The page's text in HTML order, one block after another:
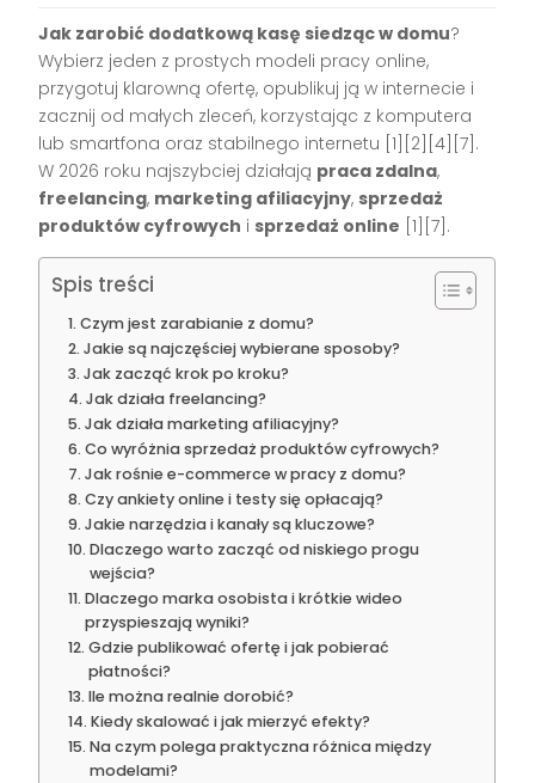
Jak zarobić dodatkową kasę siedząc w domu?
Wybierz jeden z prostych modeli pracy online,
przygotuj klarowną ofertę, opublikuj ją w internecie i
zacznij od małych zleceń, korzystając z komputera
lub smartfona oraz stabilnego internetu [1][2][4][7].
W 2026 roku najszybciej działają praca zdalna,
freelancing, marketing afiliacyjny, sprzedaż
produktów cyfrowych i sprzedaż online [1][7].
Spis treści
Czym jest zarabianie z domu?
Jakie są najczęściej wybierane sposoby?
Jak zacząć krok po kroku?
Jak działa freelancing?
Jak działa marketing afiliacyjny?
Co wyróżnia sprzedaż produktów cyfrowych?
Jak rośnie e-commerce w pracy z domu?
Czy ankiety online i testy się opłacają?
Jakie narzędzia i kanały są kluczowe?
Dlaczego warto zacząć od niskiego progu
wejścia?
Dlaczego marka osobista i krótkie wideo
przyspieszają wyniki?
Gdzie publikować ofertę i jak pobierać
płatności?
Ile można realnie dorobić?
Kiedy skalować i jak mierzyć efekty?
Na czym polega praktyczna różnica między
modelami?